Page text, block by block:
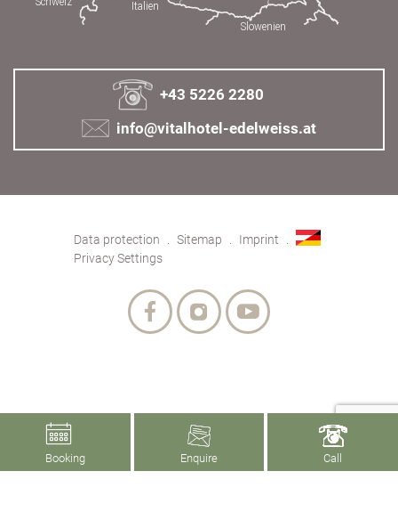
+43 5226 2280
info@vitalhotel-edelweiss.at
Data protection Sitemap
Imprint
Privacy Settings
Booking Enquire Call